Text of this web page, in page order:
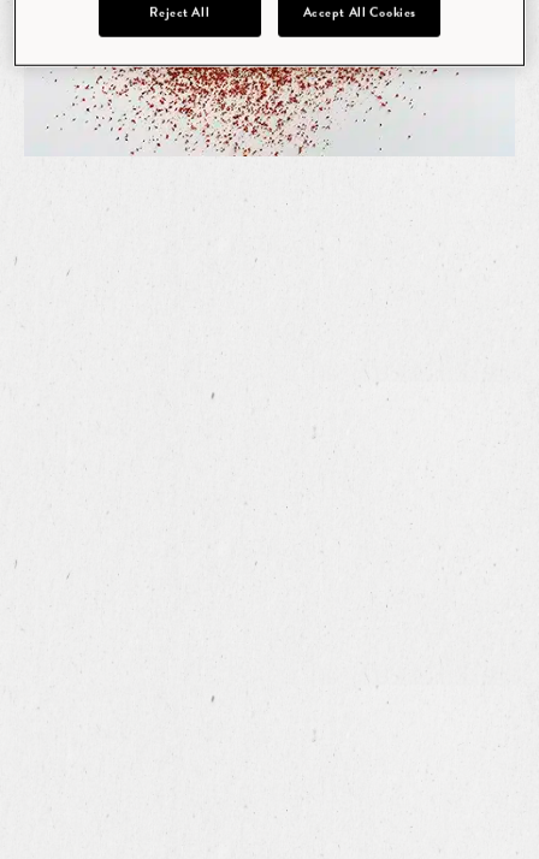
Reject All Accept All Cookies